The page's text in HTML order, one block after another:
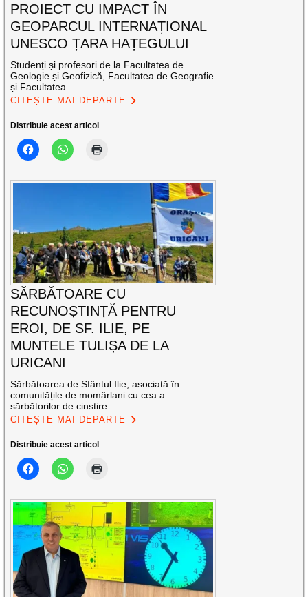
PROIECT CU IMPACT ÎN
GEOPARCUL INTERNAȚIONAL
UNESCO ȚARA HAȚEGULUI
Studenți și profesori de la Facultatea de
Geologie și Geofizică, Facultatea de Geografie
și Facultatea
CITEȘTE MAI DEPARTE
Distribuie acest articol
SĂRBĂTOARE CU
RECUNOȘTINȚĂ PENTRU
EROI, DE SF. ILIE, PE
MUNTELE TULIȘA DE LA
URICANI
Sărbătoarea de Sfântul Ilie, asociată în
comunitățile de momârlani cu cea a
sărbătorilor de cinstire
CITEȘTE MAI DEPARTE
Distribuie acest articol